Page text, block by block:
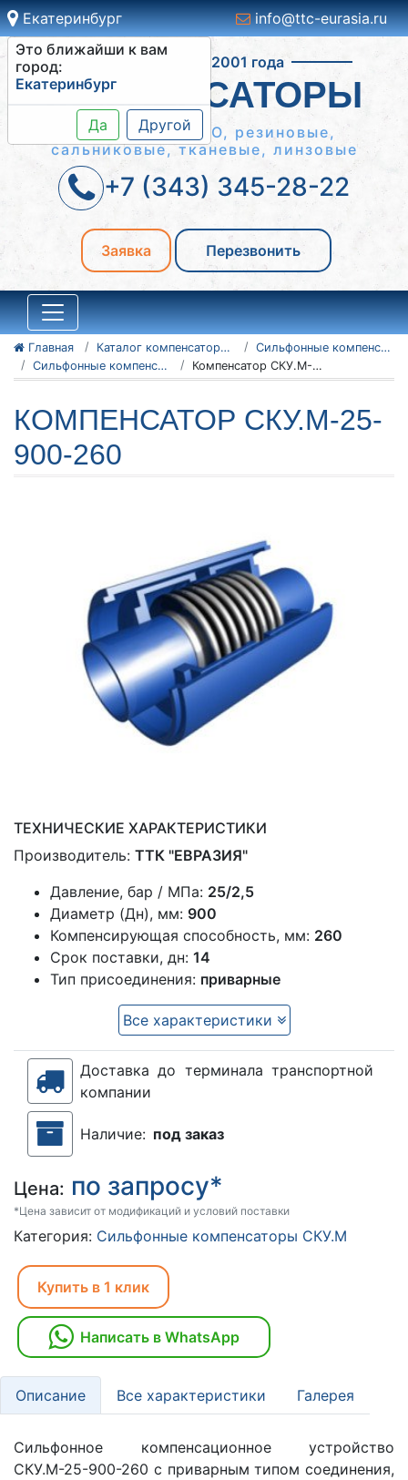
Екатеринбург
Это ближайши к вам
город:
Екатеринбург
Да Другой
info@ttc-eurasia.ru
Работаем с 2001 года
КОМПЕНСАТОРЫ
Сильфонные КСО, резиновые,
сальниковые, тканевые, линзовые
+7 (343) 345-28-22
Заявка Перезвонить
Главная Каталог компенсаторов
Сильфонные компенсаторы
Сильфонные компенсаторы СКУ.М
Компенсатор СКУ.М-25-900-260
КОМПЕНСАТОР СКУ.М-25-
900-260
ТЕХНИЧЕСКИЕ ХАРАКТЕРИСТИКИ
Производитель: ТТК "ЕВРАЗИЯ"
Давление, бар / МПа: 25/2,5
Диаметр (Дн), мм: 900
Компенсирующая способность, мм: 260
Срок поставки, дн: 14
Тип присоединения: приварные
Все характеристики
Доставка до терминала транспортной
компании
Наличие: под заказ
Цена: по запросу*
*Цена зависит от модификаций и условий поставки
Категория: Сильфонные компенсаторы СКУ.М
Купить в 1 клик
Написать в WhatsApp
Описание Все характеристики Галерея
Сильфонное компенсационное устройство
СКУ.М-25-900-260 с приварным типом соединения,